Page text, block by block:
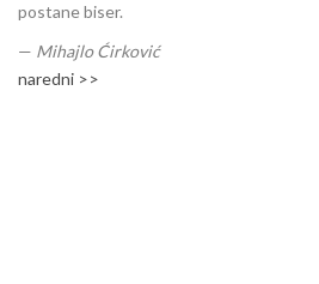
postane biser.
— Mihajlo Ćirković
naredni >>